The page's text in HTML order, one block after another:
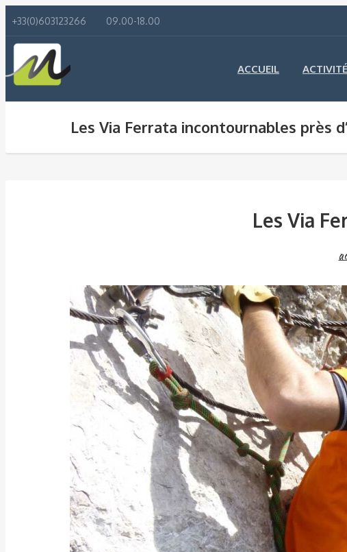
+33(0)603123266 09.00-18.00
ACCUEIL
Les Via Ferrata incontournables près
Les Via